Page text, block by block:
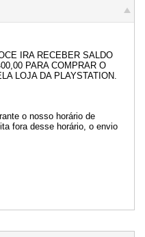
IRA RECEBER SALDO
PARA COMPRAR O
LOJA DA PLAYSTATION.
o nosso horário de
fora desse horário, o envio